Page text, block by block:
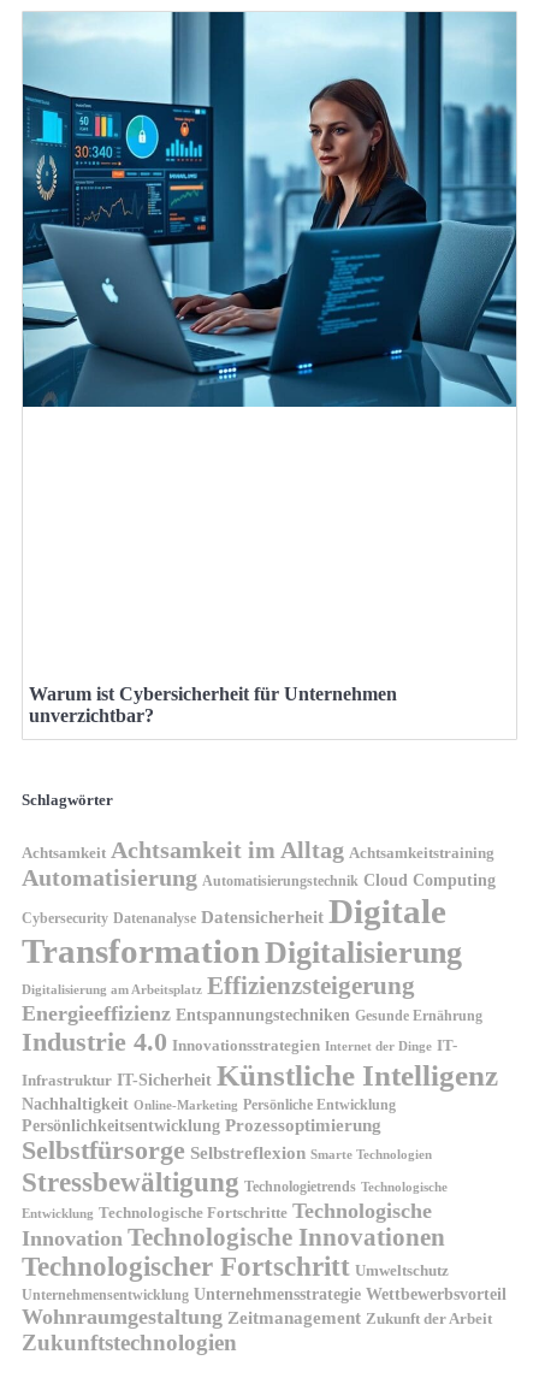
Warum ist Cybersicherheit für Unternehmen
unverzichtbar?
Schlagwörter
Achtsamkeit Achtsamkeit im Alltag Achtsamkeitstraining
Automatisierung Automatisierungstechnik Cloud Computing
Cybersecurity Datenanalyse Datensicherheit Digitale
TransformationDigitalisierung
Digitalisierung am Arbeitsplatz Effizienzsteigerung
Energieeffizienz Entspannungstechniken Gesunde Ernährung
Industrie 4.0 Innovationsstrategien Internet der Dinge IT-
Infrastruktur IT-Sicherheit Künstliche Intelligenz
Nachhaltigkeit Online-Marketing Persönliche Entwicklung
Persönlichkeitsentwicklung Prozessoptimierung
Selbstfürsorge Selbstreflexion Smarte Technologien
Stressbewältigung Technologietrends Technologische
Entwicklung Technologische Fortschritte Technologische
Innovation Technologische Innovationen
Technologischer Fortschritt Umweltschutz
Unternehmensentwicklung Unternehmensstrategie Wettbewerbsvorteil
Wohnraumgestaltung Zeitmanagement Zukunft der Arbeit
Zukunftstechnologien